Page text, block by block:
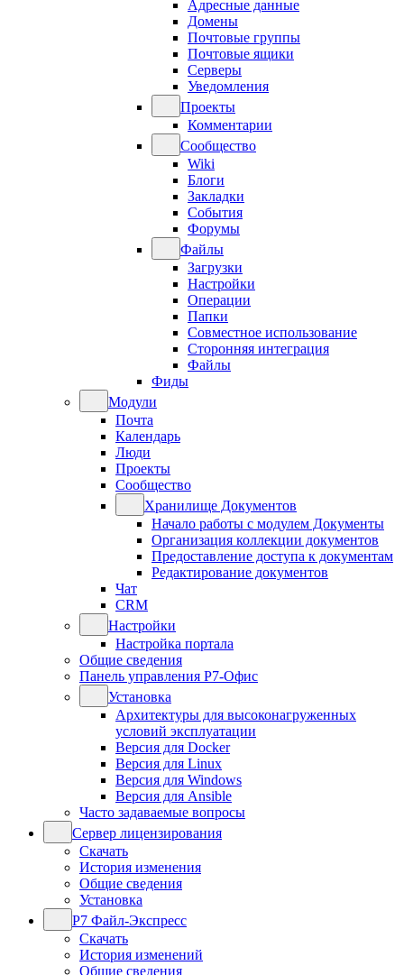
Адресные данные
Домены
Почтовые группы
Почтовые ящики
Серверы
Уведомления
Проекты
Комментарии
Сообщество
Wiki
Блоги
Закладки
События
Форумы
Файлы
Загрузки
Настройки
Операции
Папки
Совместное использование
Сторонняя интеграция
Файлы
Фиды
Модули
Почта
Календарь
Люди
Проекты
Сообщество
Хранилище Документов
Начало работы с модулем Документы
Организация коллекции документов
Предоставление доступа к документам
Редактирование документов
Чат
CRM
Настройки
Настройка портала
Общие сведения
Панель управления Р7-Офис
Установка
Архитектуры для высоконагруженных
условий эксплуатации
Версия для Docker
Версия для Linux
Версия для Windows
Версия для Ansible
Часто задаваемые вопросы
Сервер лицензирования
Скачать
История изменения
Общие сведения
Установка
Р7 Файл-Экспресс
Скачать
История изменений
Общие сведения